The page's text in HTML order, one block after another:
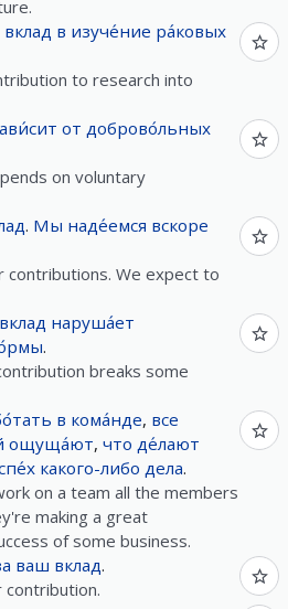
вклад в изуче́ние ра́ковых
to research into
от доброво́льных
on voluntary
. Мы наде́емся вскоре
contributions. We expect to
вклад наруша́ет
.
breaks some
в кома́нде, все
ощуща́ют, что де́лают
какого-либо дела.
on a team all the members
making a great
of some business.
ваш вклад.
contribution.